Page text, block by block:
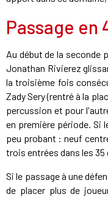
Passage en
Au début de la seconde
Jonathan Rivierez
la troisième fois
Zady Sery (rentré à la
percussion et pour
en première période. Si
peu probant : neuf
trois entrées dans les 35
Si le passage à une
de placer plus de